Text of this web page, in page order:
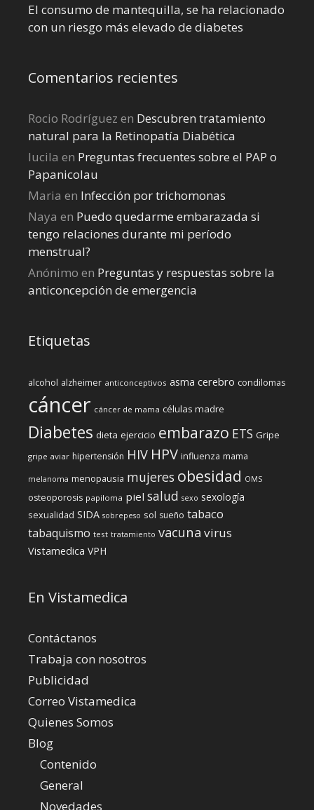
El consumo de mantequilla, se ha relacionado
con un riesgo más elevado de diabetes
Comentarios recientes
Rocio Rodríguez en Descubren tratamiento
natural para la Retinopatía Diabética
lucila en Preguntas frecuentes sobre el PAP o
Papanicolau
Maria en Infección por trichomonas
Naya en Puedo quedarme embarazada si
tengo relaciones durante mi perí­odo
menstrual?
Anónimo en Preguntas y respuestas sobre la
anticoncepción de emergencia
Etiquetas
alcohol alzheimer anticonceptivos asma cerebro condilomas
cáncer cáncer de mama células madre
Diabetes dieta ejercicio embarazo ETS Gripe
gripe aviar hipertensión HIV HPV influenza mama
melanoma menopausia mujeres obesidad OMS
osteoporosis papiloma piel salud sexo sexología
sexualidad SIDA sobrepeso sol sueño tabaco
tabaquismo test tratamiento vacuna virus
Vistamedica VPH
En Vistamedica
Contáctanos
Trabaja con nosotros
Publicidad
Correo Vistamedica
Quienes Somos
Blog
Contenido
General
Novedades